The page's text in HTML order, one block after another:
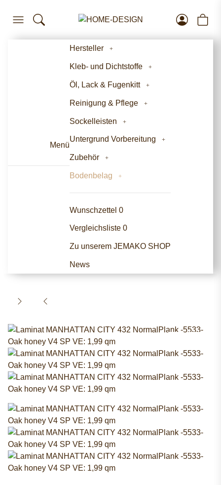
Menü
Hersteller
Kleb- und Dichtstoffe
Öl, Lack & Fugenkitt
Reinigung & Pflege
Sockelleisten
Untergrund Vorbereitung
Zubehör
Bodenbelag
Wunschzettel 0
Vergleichsliste 0
Zu unserem JEMAKO SHOP
News